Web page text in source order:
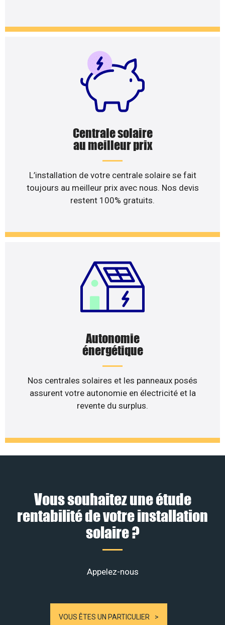
Centrale solaire
au meilleur prix
L’installation de votre centrale solaire se fait
toujours au meilleur prix avec nous. Nos devis
restent 100% gratuits.
Autonomie
énergétique
Nos centrales solaires et les panneaux posés
assurent votre autonomie en électricité et la
revente du surplus.
Vous souhaitez une étude
rentabilité de votre installation
solaire ?
Appelez-nous
VOUS ÊTES UN PARTICULIER